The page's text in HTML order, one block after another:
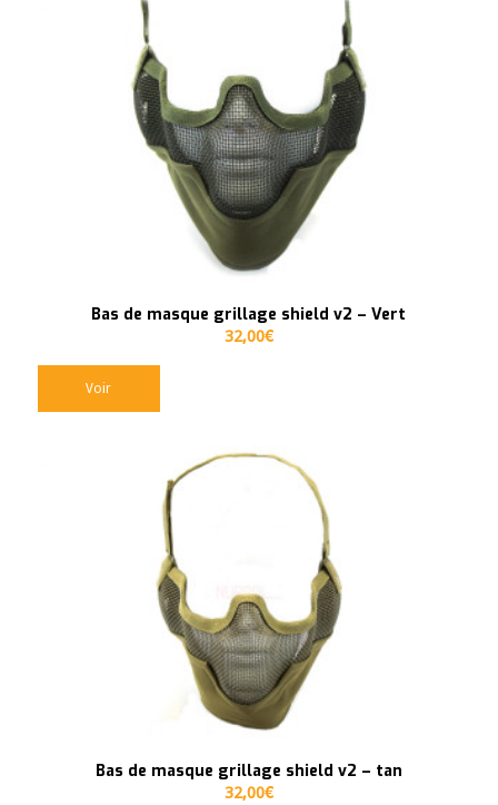
Bas de masque grillage shield v2 – Vert
32,00€
Voir
Bas de masque grillage shield v2 – tan
32,00€